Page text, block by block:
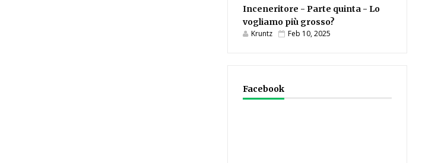
Inceneritore - Parte quinta - Lo
vogliamo più grosso?
Kruntz Feb 10, 2025
Facebook